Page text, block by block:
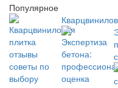
Популярное